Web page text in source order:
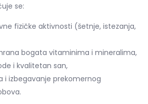
se:
fizičke aktivnosti (šetnje, istezanja,
bogata vitaminima i mineralima,
i kvalitetan san,
i izbegavanje prekomernog